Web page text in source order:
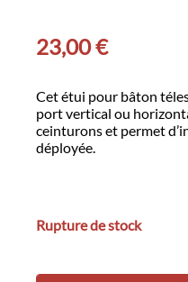
23,00€
Cet étui pour bâton
port vertical ou
ceinturons et permet
déployée.
Rupture de stock